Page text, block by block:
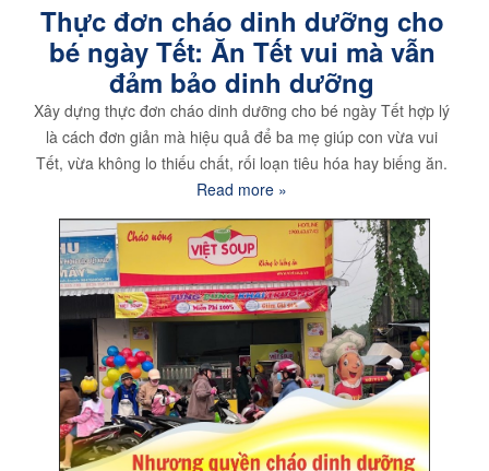
Thực đơn cháo dinh dưỡng cho
bé ngày Tết: Ăn Tết vui mà vẫn
đảm bảo dinh dưỡng
Xây dựng thực đơn cháo dinh dưỡng cho bé ngày Tết hợp lý
là cách đơn giản mà hiệu quả để ba mẹ giúp con vừa vui
Tết, vừa không lo thiếu chất, rối loạn tiêu hóa hay biếng ăn.
Read more »